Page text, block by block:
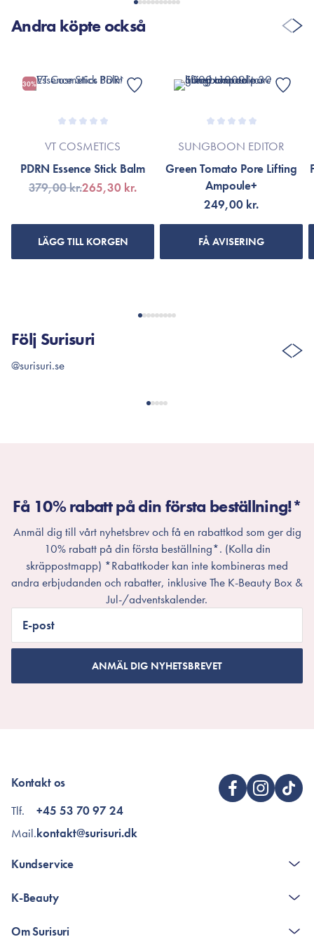
Tripeptide-1, Palmitoyl Tripeptide-1, Palmitoyl Pentapeptide-
4, Hexapeptide-11, Hexapeptide-9, Palmitoyl Tripeptide-5,
*Ingredienslistan kan eventuellt ha ändrats på grund av
löpande produktförbättringar. Om så är fallet hänvisas till
Andra köpte också
30%
VT COSMETICS
PDRN Essence Stick Balm
379,00 kr.265,30 kr.
LÄGG TILL KORGEN
SUNGBOON EDITOR
Green Tomato Pore Lifting
Ampoule+
249,00 kr.
FÅ AVISERING
Följ Surisuri
@surisuri.se
Få 10% rabatt på din första beställning!*
Anmäl dig till vårt nyhetsbrev och få en rabattkod som ger dig
10% rabatt på din första beställning*. (Kolla din
skräppostmapp) *Rabattkoder kan inte kombineras med
andra erbjudanden och rabatter, inklusive The K-Beauty Box &
Jul-/adventskalender.
E-post
ANMÄL DIG NYHETSBREVET
Kontakt os
Tlf.
Mail.
+45 53 70 97 24
kontakt@surisuri.dk
Kundservice
Poängshop - frågor och svar
K-Beauty
Retinol för nybörjare
Om Surisuri